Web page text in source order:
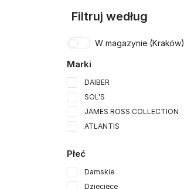
Filtruj według
W magazynie (Kraków)
Marki
DAIBER
SOL'S
JAMES ROSS COLLECTION
ATLANTIS
Płeć
Damskie
Dziecięce